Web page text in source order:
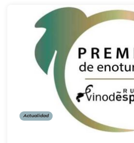
Actualidad